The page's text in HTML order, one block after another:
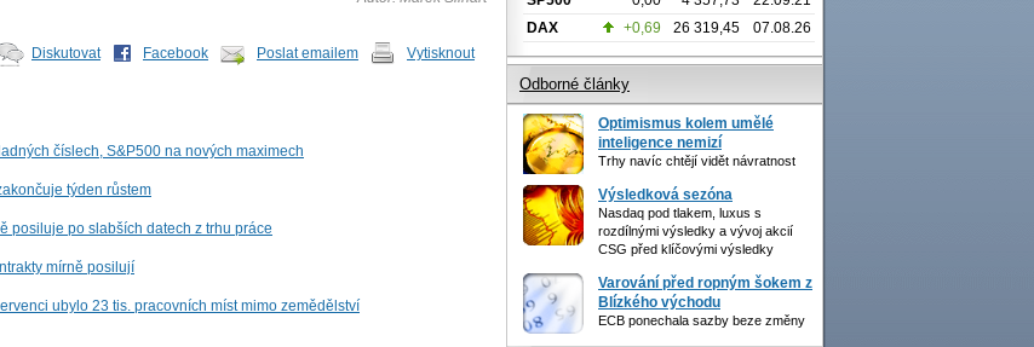
Diskutovat Facebook Poslat emailem Vytisknout
číslech, S&P500 na nových maximech
týden růstem
posiluje po slabších datech z trhu práce
mírně posilují
ubylo 23 tis. pracovních míst mimo zemědělství
DAX
+0,69 26 319,45 07.08.26
Odborné články
Optimismus kolem umělé
inteligence nemizí
Trhy navíc chtějí vidět návratnost
Výsledková sezóna
Nasdaq pod tlakem, luxus s
rozdílnými výsledky a vývoj akcií
CSG před klíčovými výsledky
Varování před ropným šokem z
Blízkého východu
ECB ponechala sazby beze změny